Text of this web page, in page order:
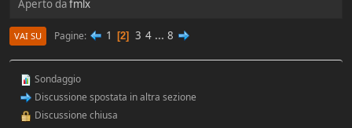
Aperto dafmlx
VAI SU Pagine 1 2 3 4 ... 8
Sondaggio
Discussione spostata in altra sezione
Discussione chiusa